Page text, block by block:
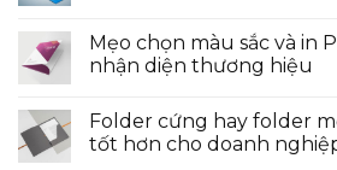
Mẹo chọn màu sắc và in
nhận diện thương hiệu
Folder cứng hay folder
tốt hơn cho doanh